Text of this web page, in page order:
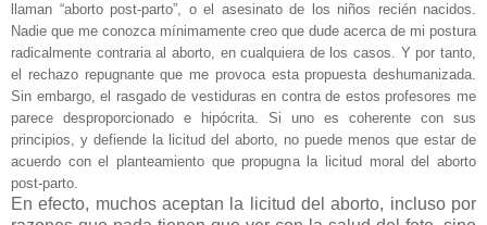
llaman “aborto post-parto”, o el asesinato de los niños recién nacidos.
Nadie que me conozca mínimamente creo que dude acerca de mi postura
radicalmente contraria al aborto, en cualquiera de los casos. Y por tanto,
el rechazo repugnante que me provoca esta propuesta deshumanizada.
Sin embargo, el rasgado de vestiduras en contra de estos profesores me
parece desproporcionado e hipócrita. Si uno es coherente con sus
principios, y defiende la licitud del aborto, no puede menos que estar de
acuerdo con el planteamiento que propugna la licitud moral del aborto
post-parto.
En efecto, muchos aceptan la licitud del aborto, incluso por